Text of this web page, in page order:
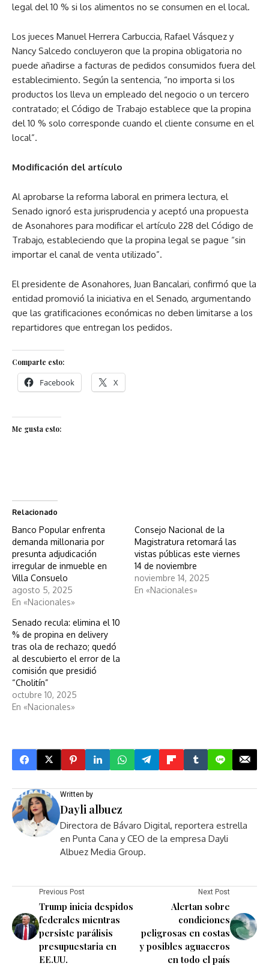
legal del 10 % si los alimentos no se consumen en el local.
Los jueces Manuel Herrera Carbuccia, Rafael Vásquez y
Nancy Salcedo concluyeron que la propina obligatoria no
puede añadirse a facturas de pedidos consumidos fuera del
establecimiento. Según la sentencia, “no importa si los
productos los lleva un empleado del negocio o un tercero
contratado; el Código de Trabajo establece que la propina
del 10 % solo corresponde cuando el cliente consume en el
local”.
Modificación del artículo
Al aprobarse la reforma laboral en primera lectura, el
Senado ignoró esta jurisprudencia y aceptó una propuesta
de Asonahores para modificar el artículo 228 del Código de
Trabajo, estableciendo que la propina legal se pague “sin
importar el canal de venta utilizado”.
El presidente de Asonahores, Juan Bancalari, confirmó que la
entidad promovió la iniciativa en el Senado, argumentando
que las gratificaciones económicas no deben limitarse a los
repartidores que entregan los pedidos.
Comparte esto:
Facebook X
Me gusta esto:
Relacionado
Banco Popular enfrenta
demanda millonaria por
presunta adjudicación
irregular de inmueble en
Villa Consuelo
agosto 5, 2025
En «Nacionales»
Consejo Nacional de la
Magistratura retomará las
vistas públicas este viernes
14 de noviembre
noviembre 14, 2025
En «Nacionales»
Senado recula: elimina el 10
% de propina en delivery
tras ola de rechazo; quedó
al descubierto el error de la
comisión que presidió
“Cholitín”
octubre 10, 2025
En «Nacionales»
Written by
Dayli albuez
Directora de Bávaro Digital, reportera estrella
en Punta Cana y CEO de la empresa Dayli
Albuez Media Group.
Previous Post
Trump inicia despidos
federales mientras
persiste parálisis
presupuestaria en
EE.UU.
Next Post
Alertan sobre
condiciones
peligrosas en costas
y posibles aguaceros
en todo el país